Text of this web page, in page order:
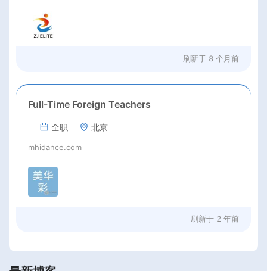
刷新于 8 个月前
Full-Time Foreign Teachers
全职 北京
mhidance.com
刷新于 2 年前